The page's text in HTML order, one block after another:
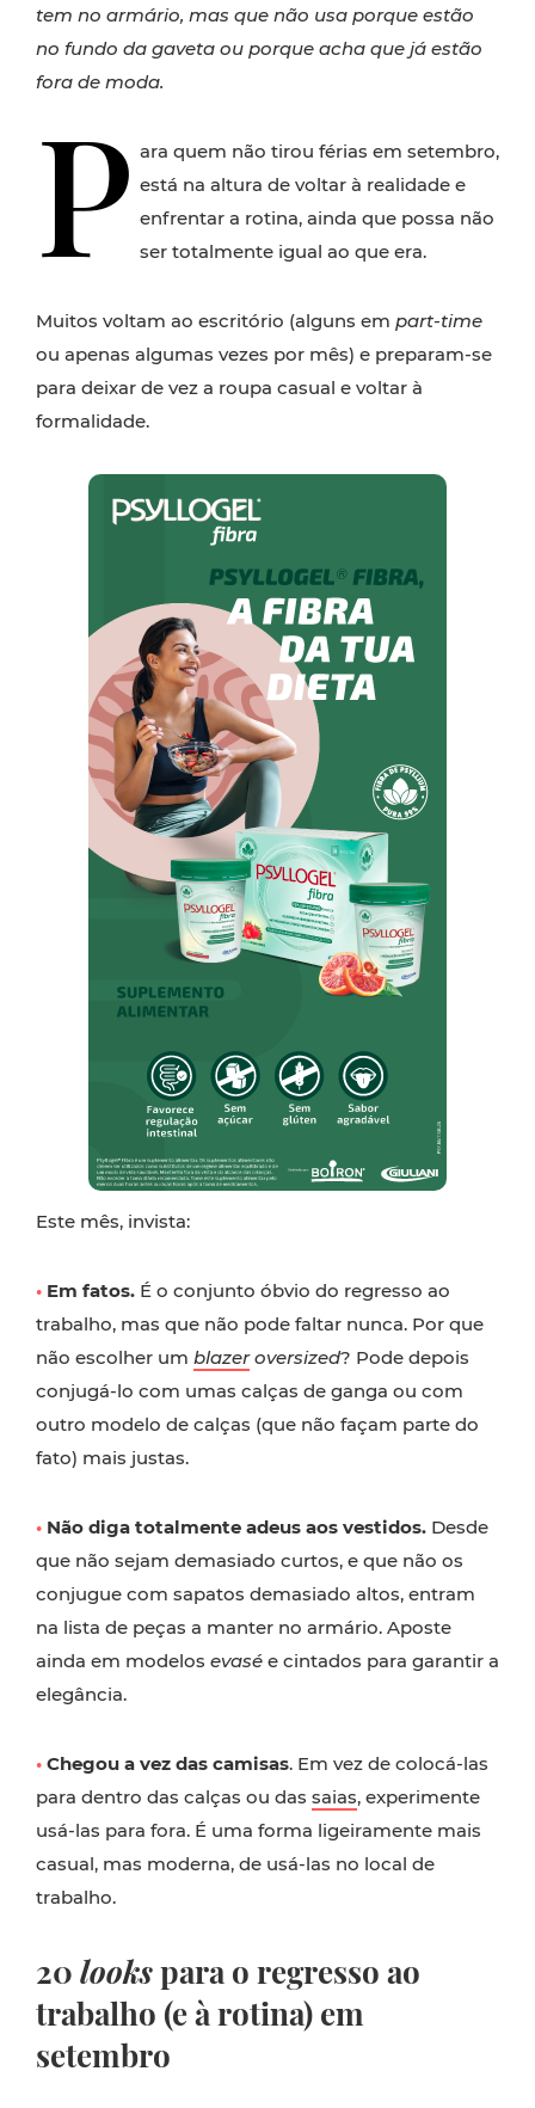
tem no armário, mas que não usa porque estão
no fundo da gaveta ou porque acha que já estão
fora de moda.
P ara quem não tirou férias em setembro,
está na altura de voltar à realidade e
enfrentar a rotina, ainda que possa não
ser totalmente igual ao que era.
Muitos voltam ao escritório (alguns em part-time
ou apenas algumas vezes por mês) e preparam-se
para deixar de vez a roupa casual e voltar à
formalidade.
Este mês, invista:
• Em fatos. É o conjunto óbvio do regresso ao
trabalho, mas que não pode faltar nunca. Por que
não escolher um blazeroversized? Pode depois
conjugá-lo com umas calças de ganga ou com
outro modelo de calças (que não façam parte do
fato) mais justas.
• Não diga totalmente adeus aos vestidos. Desde
que não sejam demasiado curtos, e que não os
conjugue com sapatos demasiado altos, entram
na lista de peças a manter no armário. Aposte
ainda em modelos evasé e cintados para garantir a
elegância.
• Chegou a vez das camisas. Em vez de colocá-las
para dentro das calças ou das saias, experimente
usá-las para fora. É uma forma ligeiramente mais
casual, mas moderna, de usá-las no local de
trabalho.
20 lookspara o regresso ao
trabalho (e à rotina) em
setembro